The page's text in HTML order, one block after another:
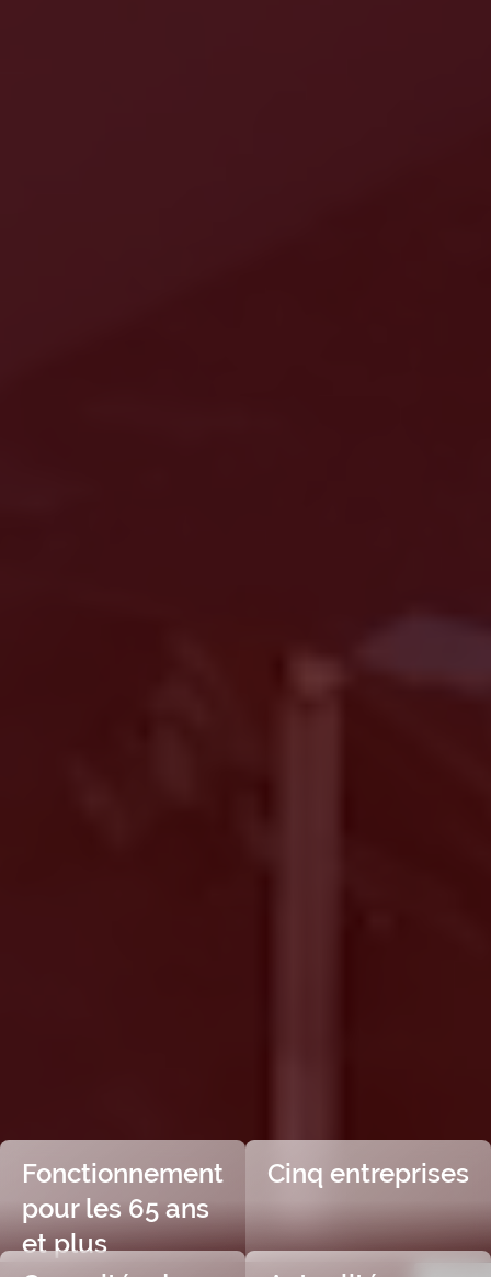
Fonctionnement
pour les 65 ans
et plus
Cinq entreprises